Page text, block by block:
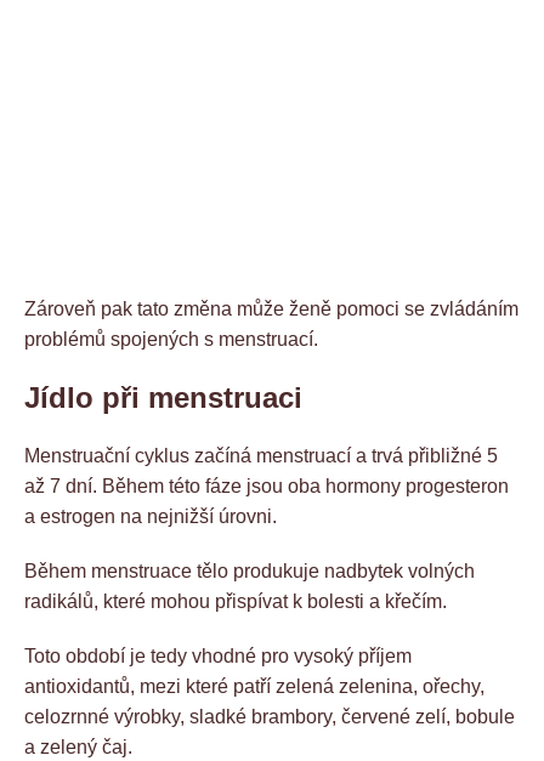
Zároveň pak tato změna může ženě pomoci se zvládáním
problémů spojených s menstruací.
Jídlo při menstruaci
Menstruační cyklus začíná menstruací a trvá přibližné 5
až 7 dní. Během této fáze jsou oba hormony progesteron
a estrogen na nejnižší úrovni.
Během menstruace tělo produkuje nadbytek volných
radikálů, které mohou přispívat k bolesti a křečím.
Toto období je tedy vhodné pro vysoký příjem
antioxidantů, mezi které patří zelená zelenina, ořechy,
celozrnné výrobky, sladké brambory, červené zelí, bobule
a zelený čaj.